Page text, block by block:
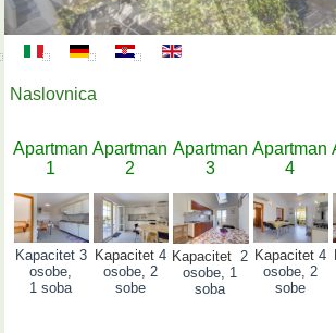
Naslovnica
Apartman
1
Kapacitet 3
osobe,
1 soba
Apartman
2
Kapacitet 4
osobe, 2
sobe
Apartman
3
Kapacitet 2
osobe, 1
soba
Apartman
4
Kapacitet 4
osobe, 2
sobe